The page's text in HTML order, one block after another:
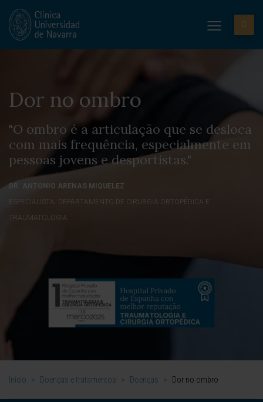
Dor no ombro
"O ombro é a articulação que se desloca
com mais frequência, especialmente em
pessoas jovens e desportistas."
DR. ANTONIO ARENAS MIQUELEZ
ESPECIALISTA. DEPARTAMENTO DE CIRURGIA ORTOPÉDICA E
TRAUMATOLOGIA
Inicio > Doenças e tratamentos > Doenças > Dor no ombro